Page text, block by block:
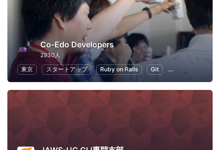
Co-Edo Developers
2930人
東京
スタートアップ Ruby on Rails Git プログラミング